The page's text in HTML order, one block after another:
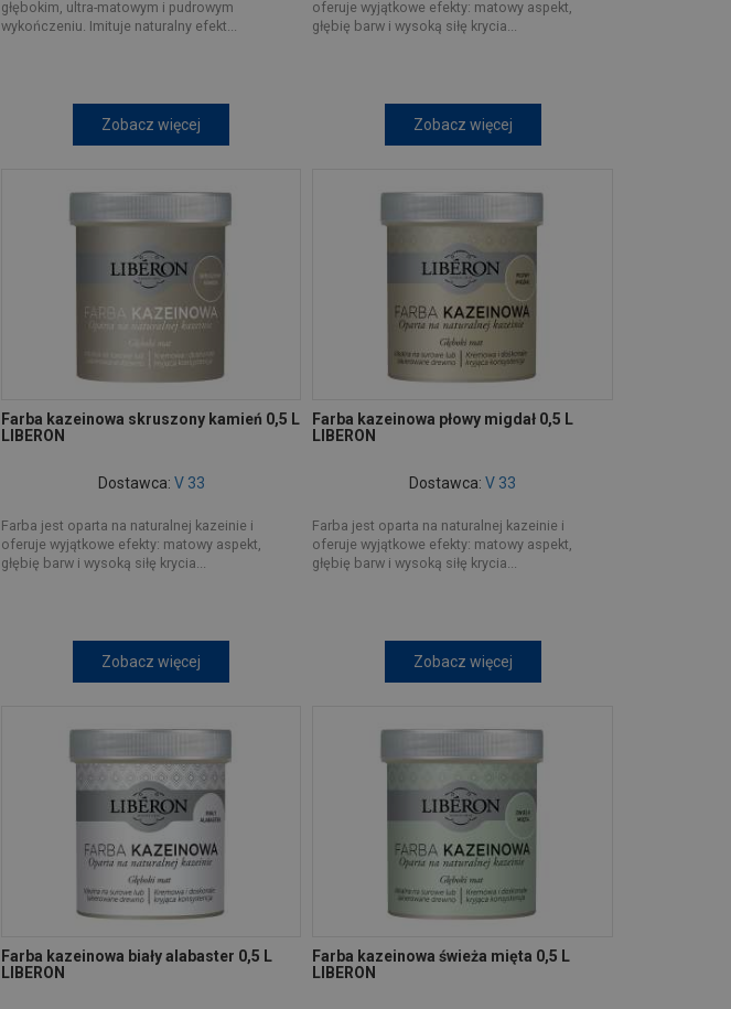
głębokim, ultra-matowym i pudrowym
wykończeniu. Imituje naturalny efekt...
Zobacz więcej
oferuje wyjątkowe efekty: matowy aspekt,
głębię barw i wysoką siłę krycia...
Zobacz więcej
Farba kazeinowa skruszony kamień 0,5 L
LIBERON
Dostawca: V 33
Farba jest oparta na naturalnej kazeinie i
oferuje wyjątkowe efekty: matowy aspekt,
głębię barw i wysoką siłę krycia...
Zobacz więcej
Farba kazeinowa płowy migdał 0,5 L
LIBERON
Dostawca:V 33
Farba jest oparta na naturalnej kazeinie i
oferuje wyjątkowe efekty: matowy aspekt,
głębię barw i wysoką siłę krycia...
Zobacz więcej
Farba kazeinowa biały alabaster 0,5 L
LIBERON
Farba kazeinowa świeża mięta 0,5 L
LIBERON